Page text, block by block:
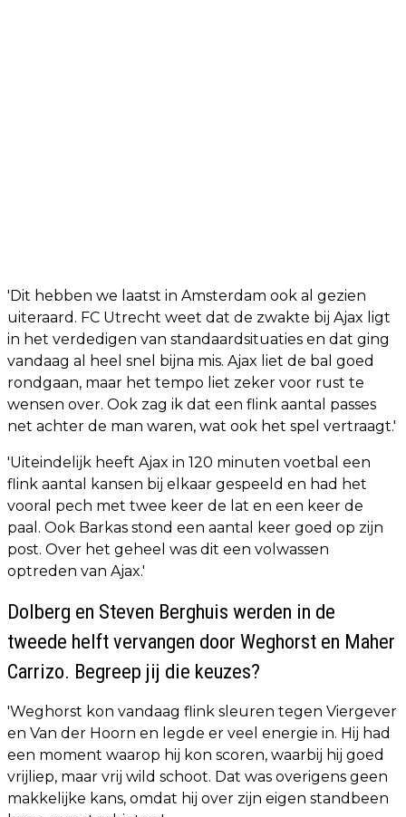
'Dit hebben we laatst in Amsterdam ook al gezien
uiteraard. FC Utrecht weet dat de zwakte bij Ajax ligt
in het verdedigen van standaardsituaties en dat ging
vandaag al heel snel bijna mis. Ajax liet de bal goed
rondgaan, maar het tempo liet zeker voor rust te
wensen over. Ook zag ik dat een flink aantal passes
net achter de man waren, wat ook het spel vertraagt.'
'Uiteindelijk heeft Ajax in 120 minuten voetbal een
flink aantal kansen bij elkaar gespeeld en had het
vooral pech met twee keer de lat en een keer de
paal. Ook Barkas stond een aantal keer goed op zijn
post. Over het geheel was dit een volwassen
optreden van Ajax.'
Dolberg en Steven Berghuis werden in de
tweede helft vervangen door Weghorst en Maher
Carrizo. Begreep jij die keuzes?
'Weghorst kon vandaag flink sleuren tegen Viergever
en Van der Hoorn en legde er veel energie in. Hij had
een moment waarop hij kon scoren, waarbij hij goed
vrijliep, maar vrij wild schoot. Dat was overigens geen
makkelijke kans, omdat hij over zijn eigen standbeen